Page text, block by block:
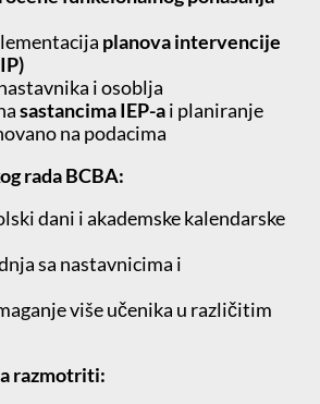
planova intervencije
i osoblja
sastancima IEP-ai planiranje
na podacima
rada BCBA:
dani i akademske kalendarske
sa nastavnicima i
više učenika u različitim
razmotriti: